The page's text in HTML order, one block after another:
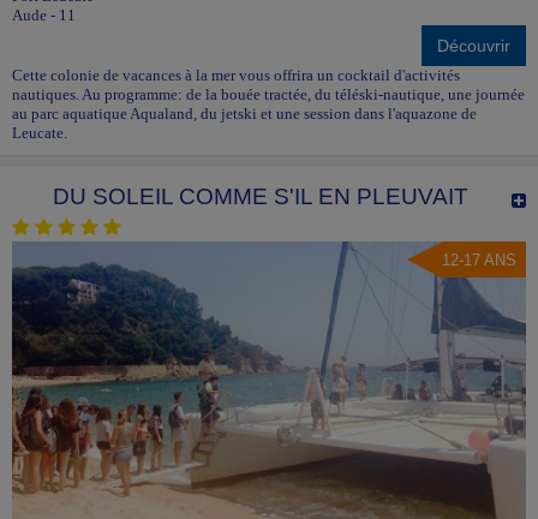
Aude - 11
Découvrir
Cette colonie de vacances à la mer vous offrira un cocktail d'activités
nautiques. Au programme: de la bouée tractée, du téléski-nautique, une journée
au parc aquatique Aqualand, du jetski et une session dans l'aquazone de
Leucate.
DU SOLEIL COMME S'IL EN PLEUVAIT
12-17 ANS